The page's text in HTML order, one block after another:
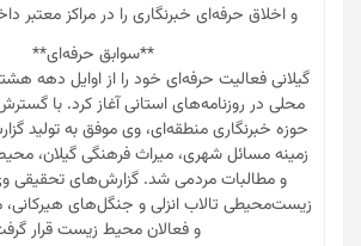
و اخلاق حرفه‌ای خبرنگاری را در مراکز معتبر
**سوابق حرفه‌ای**
گیلانی فعالیت حرفه‌ای خود را از اوایل دهه
محلی در روزنامه‌های استانی آغاز کرد. با
حوزه خبرنگاری منطقه‌ای، وی موفق به تولید
زمینه مسائل شهری، میراث فرهنگی گیلان،
و مطالبات مردمی شد. گزارش‌های تحقیقی
زیست‌محیطی تالاب انزلی و جنگل‌های هیرکانی،
و فعالان محیط زیست قرار